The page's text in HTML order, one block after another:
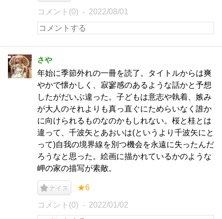
コメント(0) 2022/08/01
さや
年始に季節外れの一冊を読了。タイトルからは爽
やかで懐かしく、寂寥感のあるような話かと予想
したがだいぶ違った。子どもは意志や執着、嫉み
が大人のそれよりも真っ直ぐにためらいなく誰か
に向けられるものなのかもしれない。桜と桂とは
違って、千波矢とあおいは(というより千波矢にと
って)自我の境界線を別つ機会を永遠に失ったんだ
ろうなと思った。絵画に描かれているかのような
岬の家の描写が素敵。
ナイス ★6
コメント(0) 2022/01/02